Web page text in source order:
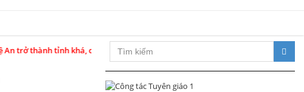
cực tăng trưởng tầm quốc gia trong kỷ nguyên phát triển mới